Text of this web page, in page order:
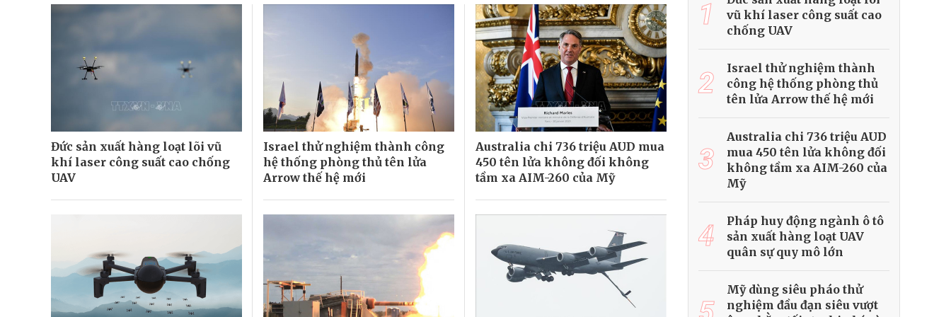
Đức sản xuất hàng loạt lõi vũ
khí laser công suất cao chống
UAV
Israel thử nghiệm thành công
hệ thống phòng thủ tên lửa
Arrow thế hệ mới
Australia chi 736 triệu AUD mua
450 tên lửa không đối không
tầm xa AIM-260 của Mỹ
1
vũ khí laser công suất cao
chống UAV
2
Israel thử nghiệm thành
công hệ thống phòng thủ
tên lửa Arrow thế hệ mới
3
Australia chi 736 triệu AUD
mua 450 tên lửa không đối
không tầm xa AIM-260 của
Mỹ
4
Pháp huy động ngành ô tô
sản xuất hàng loạt UAV
quân sự quy mô lớn
Mỹ dùng siêu pháo thử
nghiệm đầu đạn siêu vượt